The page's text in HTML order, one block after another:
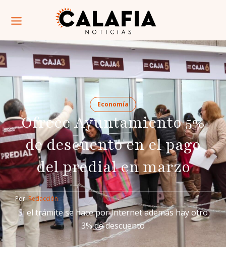
Economía
Ofrece Ayuntamiento 5%
de descuento en el pago
del predial en marzo
Por: Redacción
Si el trámite se hace por Internet además hay otro
3% de descuento